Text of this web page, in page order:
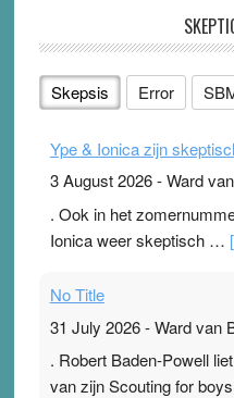
Skepsis Error
Ype & Ionica zijn
3 August 2026-Ward
. Ook in het
Ionica weer skeptisch …
No Title
31 July 2026-Ward van
. Robert Baden-Powell
van zijn Scouting for